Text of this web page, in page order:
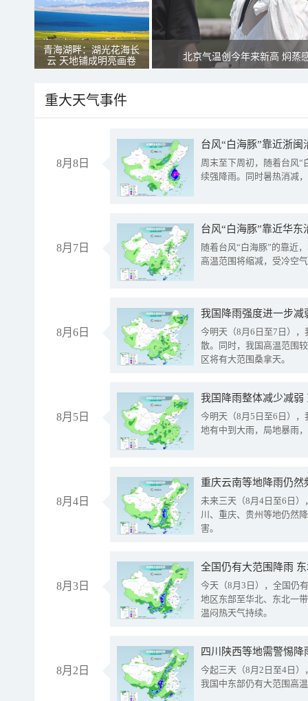
青海湖畔：湖光花海长
云 天地铺成明亮画卷
北京气温创今年来新高 焖蒸
重大天气事件
8月8日
台风“白海豚”靠近浙
周末至下周初，随着台风“
续强降雨。同时暑热消减
8月7日
台风“白海豚”靠近华
随着台风“白海豚”的靠近
高温范围将缩减，受冷空
8月6日
今明天（8月6日至7日）
散。同时，我国高温范围
区将有大范围桑拿天。
8月5日
我国降雨整体减少减弱
今明天（8月5日至6日）
地有中到大雨，局地暴雨
8月4日
重庆云南等地降雨仍然
未来三天（8月4日至6日
川、重庆、贵州等地仍然
害。
8月3日
全国仍有大范围降雨
今天（8月3日），全国仍
地区东部至华北、东北一
温闷热天气持续。
8月2日
今起三天（8月2日至4日
我国中东部仍有大范围高